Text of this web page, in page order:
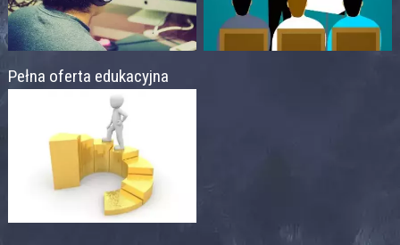
Pełna oferta edukacyjna